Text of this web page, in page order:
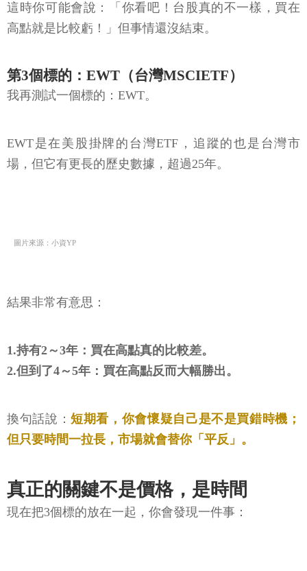
這時你可能會說：「你看吧！台股真的不一樣，買在
高點就是比較虧！」但事情還沒結束。
第3個標的：EWT（台灣MSCIETF）
我再測試一個標的：EWT。
EWT是在美股掛牌的台灣ETF，追蹤的也是台灣市
場，但它有更長的歷史數據，超過25年。
圖片來源：小資YP
結果非常有意思：
1.持有2～3年：買在高點真的比較差。
2.但到了4～5年：買在高點反而大幅勝出。
換句話說：短期看，你會懷疑自己是不是買錯時機；
但只要時間一拉長，市場就會替你「平反」。
真正的關鍵不是價格，是時間
現在把3個標的放在一起，你會發現一件事：